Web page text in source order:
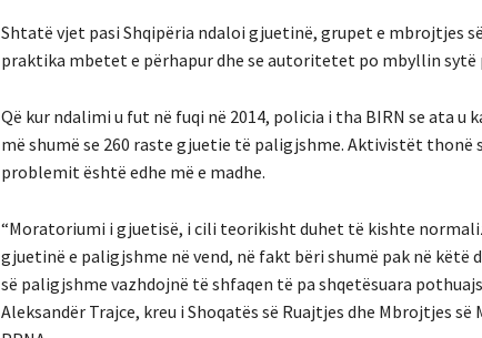
Shtatë vjet pasi Shqipëria ndaloi gjuetinë, grupet e mbrojtjes
praktika mbetet e përhapur dhe se autoritetet po mbyllin sytë
Që kur ndalimi u fut në fuqi në 2014, policia i tha BIRN se ata u
më shumë se 260 raste gjuetie të paligjshme. Aktivistët thonë
problemit është edhe më e madhe.
“Moratoriumi i gjuetisë, i cili teorikisht duhet të kishte
gjuetinë e paligjshme në vend, në fakt bëri shumë pak në këtë
së paligjshme vazhdojnë të shfaqen të pa shqetësuara
Aleksandër Trajce, kreu i Shoqatës së Ruajtjes dhe Mbrojtjes